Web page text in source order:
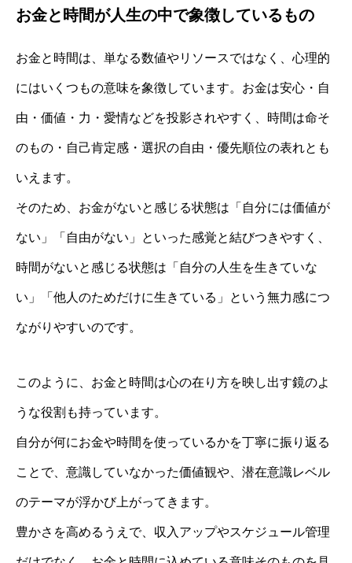
お金と時間が人生の中で象徴しているもの
お金と時間は、単なる数値やリソースではなく、心理的
にはいくつもの意味を象徴しています。お金は安心・自
由・価値・力・愛情などを投影されやすく、時間は命そ
のもの・自己肯定感・選択の自由・優先順位の表れとも
いえます。
そのため、お金がないと感じる状態は「自分には価値が
ない」「自由がない」といった感覚と結びつきやすく、
時間がないと感じる状態は「自分の人生を生きていな
い」「他人のためだけに生きている」という無力感につ
ながりやすいのです。
このように、お金と時間は心の在り方を映し出す鏡のよ
うな役割も持っています。
自分が何にお金や時間を使っているかを丁寧に振り返る
ことで、意識していなかった価値観や、潜在意識レベル
のテーマが浮かび上がってきます。
豊かさを高めるうえで、収入アップやスケジュール管理